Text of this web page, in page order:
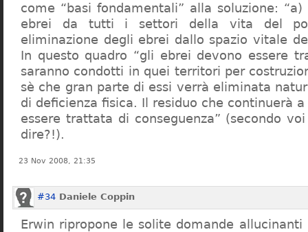
come “basi fondamentali” alla soluzione:
ebrei da tutti i settori della vita del
eliminazione degli ebrei dallo spazio vitale
In questo quadro “gli ebrei devono essere
saranno condotti in quei territori per
sè che gran parte di essi verrà eliminata
di deficienza fisica. Il residuo che continuerà
essere trattata di conseguenza” (secondo
dire?!).
23 Nov 2008, 21:35
#34 Daniele Coppin
Erwin ripropone le solite domande